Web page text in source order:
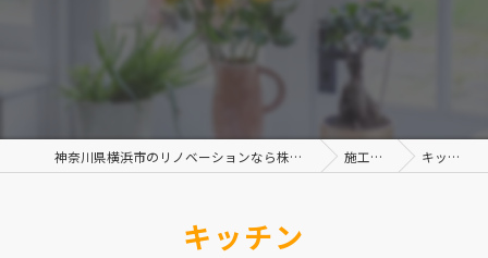
神奈川県横浜市のリノベーションなら株式会社RMC 施工事例 キッチン
キッチン